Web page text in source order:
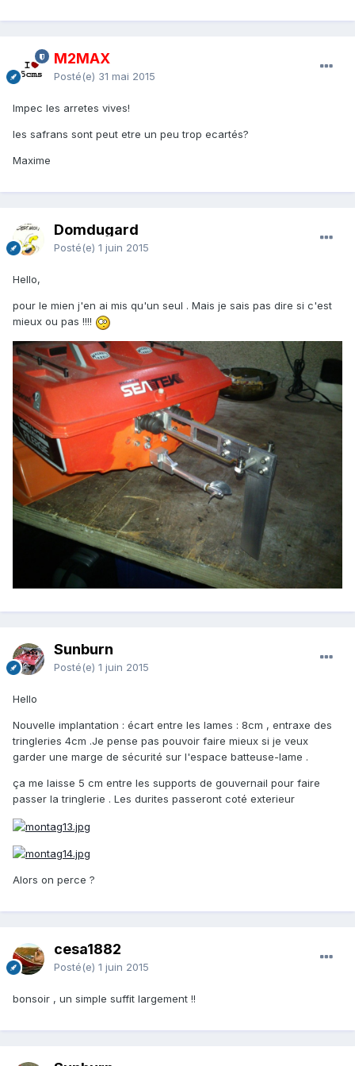
M2MAX
Posté(e) 31 mai 2015
Impec les arretes vives!
les safrans sont peut etre un peu trop ecartés?
Maxime
Domdugard
Posté(e) 1 juin 2015
Hello,
pour le mien j'en ai mis qu'un seul . Mais je sais pas dire si c'est
mieux ou pas !!!!
Sunburn
Posté(e) 1 juin 2015
Hello
Nouvelle implantation : écart entre les lames : 8cm , entraxe des
tringleries 4cm .Je pense pas pouvoir faire mieux si je veux
garder une marge de sécurité sur l'espace batteuse-lame .
ça me laisse 5 cm entre les supports de gouvernail pour faire
passer la tringlerie . Les durites passeront coté exterieur
Alors on perce ?
cesa1882
Posté(e) 1 juin 2015
bonsoir , un simple suffit largement !!